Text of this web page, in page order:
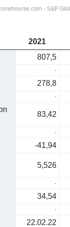
2021
807,5
-
278,8
-
83,42
-
-41,94
5,526
-
34,54
-
22.02.22